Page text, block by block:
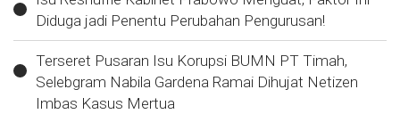
Diduga jadi Penentu Perubahan Pengurusan!
Terseret Pusaran Isu Korupsi BUMN PT Timah,
Selebgram Nabila Gardena Ramai Dihujat Netizen
Imbas Kasus Mertua